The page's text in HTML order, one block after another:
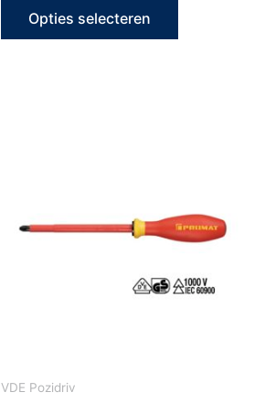
Opties selecteren
VDE Pozidriv